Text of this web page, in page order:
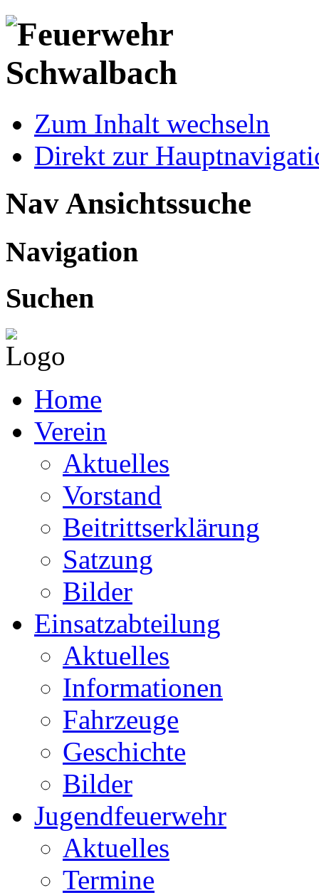
Zum Inhalt wechseln
Direkt zur
Nav Ansichtssuche
Navigation
Suchen
Home
Verein
Aktuelles
Vorstand
Beitrittserklärung
Satzung
Bilder
Einsatzabteilung
Aktuelles
Informationen
Fahrzeuge
Geschichte
Bilder
Jugendfeuerwehr
Aktuelles
Termine